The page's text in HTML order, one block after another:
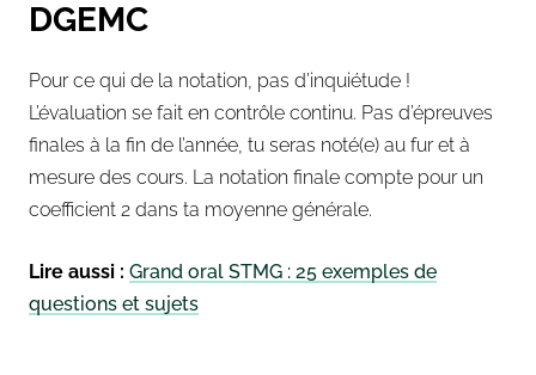
DGEMC
Pour ce qui de la notation, pas d’inquiétude !
L’évaluation se fait en contrôle continu. Pas d’épreuves
finales à la fin de l’année, tu seras noté(e) au fur et à
mesure des cours. La notation finale compte pour un
coefficient 2 dans ta moyenne générale.
Lire aussi : Grand oral STMG : 25 exemples de
questions et sujets